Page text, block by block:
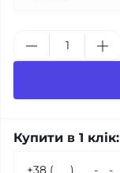
Купити в 1 клік: